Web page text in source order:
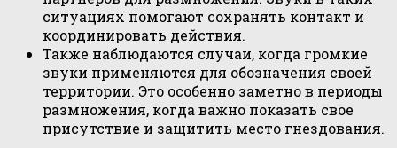
ситуациях помогают сохранять контакт и
координировать действия.
Также наблюдаются случаи, когда громкие
звуки применяются для обозначения своей
территории. Это особенно заметно в периоды
размножения, когда важно показать свое
присутствие и защитить место гнездования.